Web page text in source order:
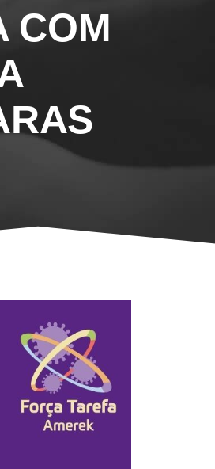
COM